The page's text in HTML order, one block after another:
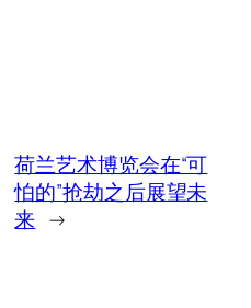
荷兰艺术博览会在“可
怕的”抢劫之后展望未
来 →